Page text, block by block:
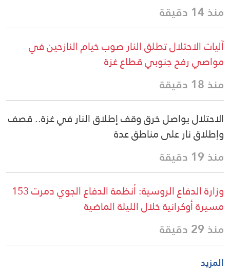
منذ 14 دقيقة
آليات الاحتلال تطلق النار صوب خيام النازحين في
مواصي رفح جنوبي قطاع غزة
منذ 18 دقيقة
الاحتلال يواصل خرق وقف إطلاق النار في غزة.. قصف
وإطلاق نار على مناطق عدة
منذ 19 دقيقة
وزارة الدفاع الروسية: أنظمة الدفاع الجوي دمرت 153
مسيرة أوكرانية خلال الليلة الماضية
منذ 29 دقيقة
المزيد